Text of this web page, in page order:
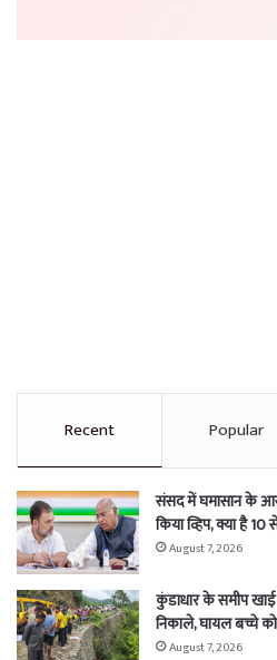
Recent Popular
संसद में घमासान के
किया व्हिप, क्या है
August 7, 2026
कुंडाधार के समीप
निकाले, घायल बच्चे
August 7, 2026